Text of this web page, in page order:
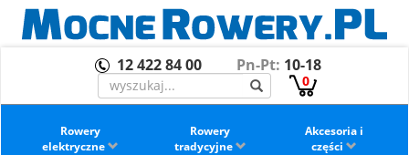
12 422 84 00 Pn-Pt: 10-18
0
Rowery
elektryczne
Rowery
tradycyjne
Akcesoria i
części